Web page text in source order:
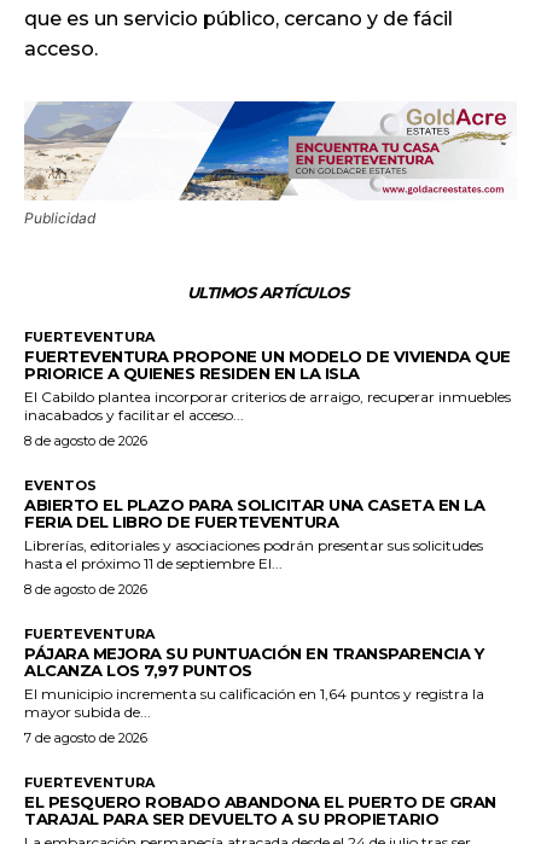
que es un servicio público, cercano y de fácil
acceso.
Publicidad
ULTIMOS ARTÍCULOS
FUERTEVENTURA
FUERTEVENTURA PROPONE UN MODELO DE VIVIENDA QUE
PRIORICE A QUIENES RESIDEN EN LA ISLA
El Cabildo plantea incorporar criterios de arraigo, recuperar inmuebles
inacabados y facilitar el acceso...
8 de agosto de 2026
EVENTOS
ABIERTO EL PLAZO PARA SOLICITAR UNA CASETA EN LA
FERIA DEL LIBRO DE FUERTEVENTURA
Librerías, editoriales y asociaciones podrán presentar sus solicitudes
hasta el próximo 11 de septiembre El...
8 de agosto de 2026
FUERTEVENTURA
PÁJARA MEJORA SU PUNTUACIÓN EN TRANSPARENCIA Y
ALCANZA LOS 7,97 PUNTOS
El municipio incrementa su calificación en 1,64 puntos y registra la
mayor subida de...
7 de agosto de 2026
FUERTEVENTURA
EL PESQUERO ROBADO ABANDONA EL PUERTO DE GRAN
TARAJAL PARA SER DEVUELTO A SU PROPIETARIO